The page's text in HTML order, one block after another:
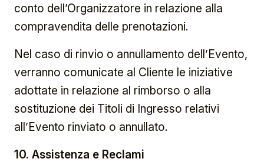
conto dell’Organizzatore in relazione alla
compravendita delle prenotazioni.
Nel caso di rinvio o annullamento dell’Evento,
verranno comunicate al Cliente le iniziative
adottate in relazione al rimborso o alla
sostituzione dei Titoli di Ingresso relativi
all’Evento rinviato o annullato.
10. Assistenza e Reclami